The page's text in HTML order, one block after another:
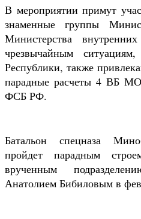
В мероприятии примут
знаменные группы
Министерства
чрезвычайным
Республики, также
парадные расчеты 4 ВБ
ФСБ РФ.
Батальон спецназа
пройдет парадным
врученным
Анатолием Бибиловым в